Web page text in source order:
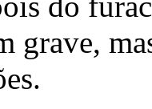
grave,